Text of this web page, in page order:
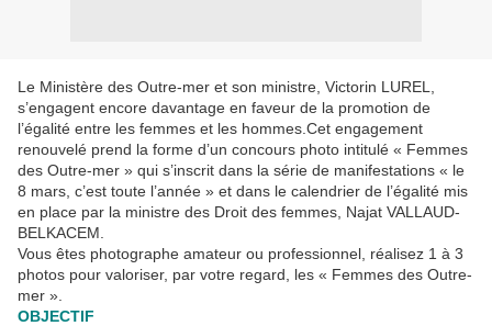
Le Ministère des Outre-mer et son ministre, Victorin LUREL,
s’engagent encore davantage en faveur de la promotion de
l’égalité entre les femmes et les hommes.Cet engagement
renouvelé prend la forme d’un concours photo intitulé « Femmes
des Outre-mer » qui s’inscrit dans la série de manifestations « le
8 mars, c’est toute l’année » et dans le calendrier de l’égalité mis
en place par la ministre des Droit des femmes, Najat VALLAUD-
BELKACEM.
Vous êtes photographe amateur ou professionnel, réalisez 1 à 3
photos pour valoriser, par votre regard, les « Femmes des Outre-
mer ».
OBJECTIF